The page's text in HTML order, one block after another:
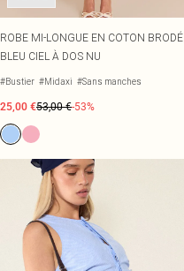
ROBE MI-LONGUE EN COTON BRODÉ
BLEU CIEL À DOS NU
#Bustier #Midaxi #Sans manches
25,00 €53,00 €-53%